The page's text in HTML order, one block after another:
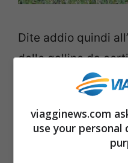
Dite addio quindi
delle galline da
anche un po’
galline di
questi animali
nella vita di noi
viagginews.com
use your